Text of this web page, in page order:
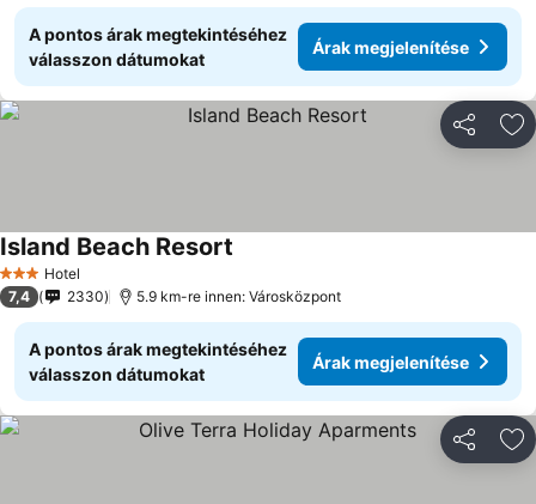
A pontos árak megtekintéséhez
válasszon dátumokat
Árak megjelenítése
3 Kategória
Hotel
Island Beach Resort
7,4 2330 5.9 km-re innen: Városközpont
A pontos árak megtekintéséhez
válasszon dátumokat
Árak megjelenítése